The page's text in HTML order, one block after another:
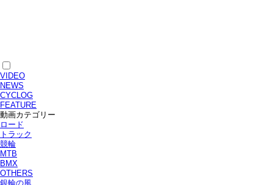
VIDEO
NEWS
CYCLOG
FEATURE
動画カテゴリー
ロード
トラック
競輪
MTB
BMX
OTHERS
銀輪の風